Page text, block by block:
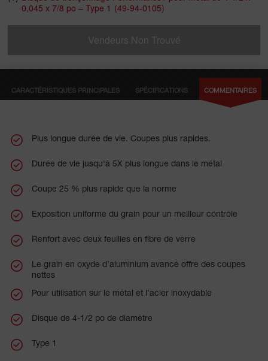
qu’il s’use, offrant un meilleur contrôle pendant la coupe.
Fabriqués avec deux feuilles complètes de renfort en fibre de
verre à haute résistance et une concentration plus élevée de
inoxydable et les alliages à base de nickel, y compris des
matériaux comme l’acier, la cornière, les tuyaux, les barres
0,045 x 7/8 po – Type 1 (49-94-0105)
Vendeurs Non Trouvé
CARACTÉRISTIQUES PRINCIPALES SPÉCIFICATIONS COMMENTAIRES
Plus longue durée de vie. Coupes plus rapides.
Durée de vie jusqu'à 5X plus longue dans le métal
Coupe 25 % plus rapide que la norme
Exposition uniforme du grain pour un meilleur contrôle
Renfort avec deux feuilles en fibre de verre
Le grain en oxyde d’aluminium avancé offre des coupes
nettes
Pour utilisation sur le métal et l’acier inoxydable
Disque de 4-1/2 po de diamètre
Type 1